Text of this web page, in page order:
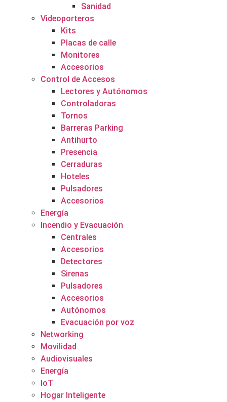
Sanidad
Videoporteros
Kits
Placas de calle
Monitores
Accesorios
Control de Accesos
Lectores y Autónomos
Controladoras
Tornos
Barreras Parking
Antihurto
Presencia
Cerraduras
Hoteles
Pulsadores
Accesorios
Energía
Incendio y Evacuación
Centrales
Accesorios
Detectores
Sirenas
Pulsadores
Accesorios
Autónomos
Evacuación por voz
Networking
Movilidad
Audiovisuales
Energía
IoT
Hogar Inteligente